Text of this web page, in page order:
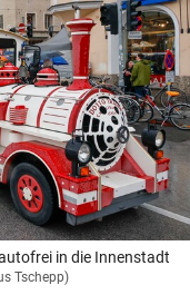
in die Innenstadt
Tschepp)